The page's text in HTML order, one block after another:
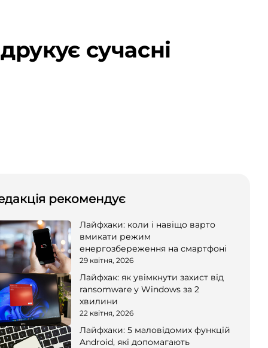
сучасні
рекомендує
Лайфхаки: коли і навіщо варто
вмикати режим
енергозбереження на смартфоні
29 квітня, 2026
Лайфхак: як увімкнути захист від
ransomware у Windows за 2
хвилини
22 квітня, 2026
Лайфхаки: 5 маловідомих функцій
Android, які допомагають